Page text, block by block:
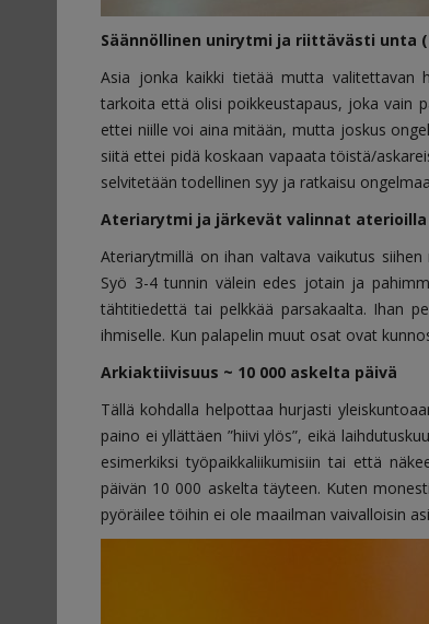
Säännöllinen unirytmi ja riittävästi unta
Asia jonka kaikki tietää mutta valitettavan
tarkoita että olisi poikkeustapaus, joka vain
ettei niille voi aina mitään, mutta joskus
siitä ettei pidä koskaan vapaata töistä/
selvitetään todellinen syy ja ratkaisu
Ateriarytmi ja järkevät valinnat aterioilla
Ateriarytmillä on ihan valtava vaikutus
Syö 3-4 tunnin välein edes jotain ja
tähtitiedettä tai pelkkää parsakaalta. Ihan
ihmiselle. Kun palapelin muut osat ovat
Arkiaktiivisuus ~ 10 000 askelta päivä
Tällä kohdalla helpottaa hurjasti
paino ei yllättäen ”hiivi ylös”, eikä
esimerkiksi työpaikkaliikumisiin tai että
päivän 10 000 askelta täyteen. Kuten
pyöräilee töihin ei ole maailman vaivalloisin